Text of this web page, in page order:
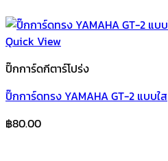
Quick View
ปิ๊กการ์ดกีตาร์โปร่ง
ปิ๊กการ์ดทรง YAMAHA GT-2 แบบใส
฿80.00